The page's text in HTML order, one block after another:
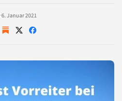
·6. Januar 2021
Auf Auf